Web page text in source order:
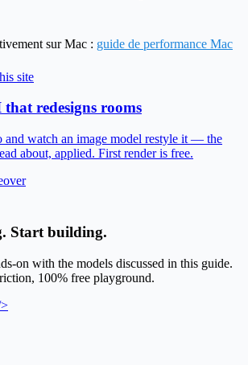
sur Mac : guide de performance Mac
site
redesigns rooms
and watch an image model restyle it — the
about, applied. First render is free.
Start building.
on with the models discussed in this guide.
100% free playground.